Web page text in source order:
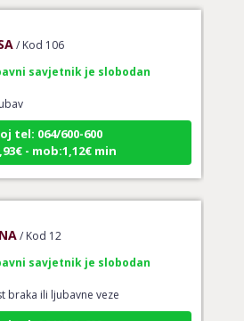
savjetnik je slobodan
tel: 064/600-600
- mob:1,12€ min
savjetnik je slobodan
ili ljubavne veze
tel: 064/600-600